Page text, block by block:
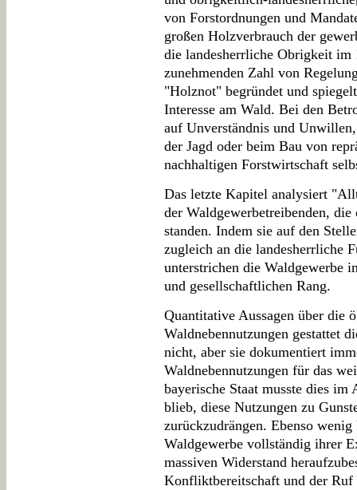
von Forstordnungen und
großen Holzverbrauch der
die landesherrliche Obrigkeit im
zunehmenden Zahl von
"Holznot" begründet und
Interesse am Wald. Bei den
auf Unverständnis und
der Jagd oder beim Bau von
nachhaltigen Forstwirtschaft
Das letzte Kapitel analysiert
der Waldgewerbetreibenden,
standen. Indem sie auf den
zugleich an die landesherrliche
unterstrichen die Waldgewerbe
und gesellschaftlichen Rang.
Quantitative Aussagen über die
Waldnebennutzungen gestattet
nicht, aber sie dokumentiert
Waldnebennutzungen für das
bayerische Staat musste dies im
blieb, diese Nutzungen zu
zurückzudrängen. Ebenso
Waldgewerbe vollständig ihrer
massiven Widerstand
Konfliktbereitschaft und der Ruf